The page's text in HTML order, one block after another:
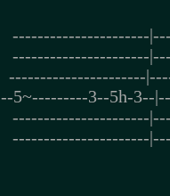
----------------------
----------------------
----------------------
--5~---------3--5h-3--
----------------------
----------------------